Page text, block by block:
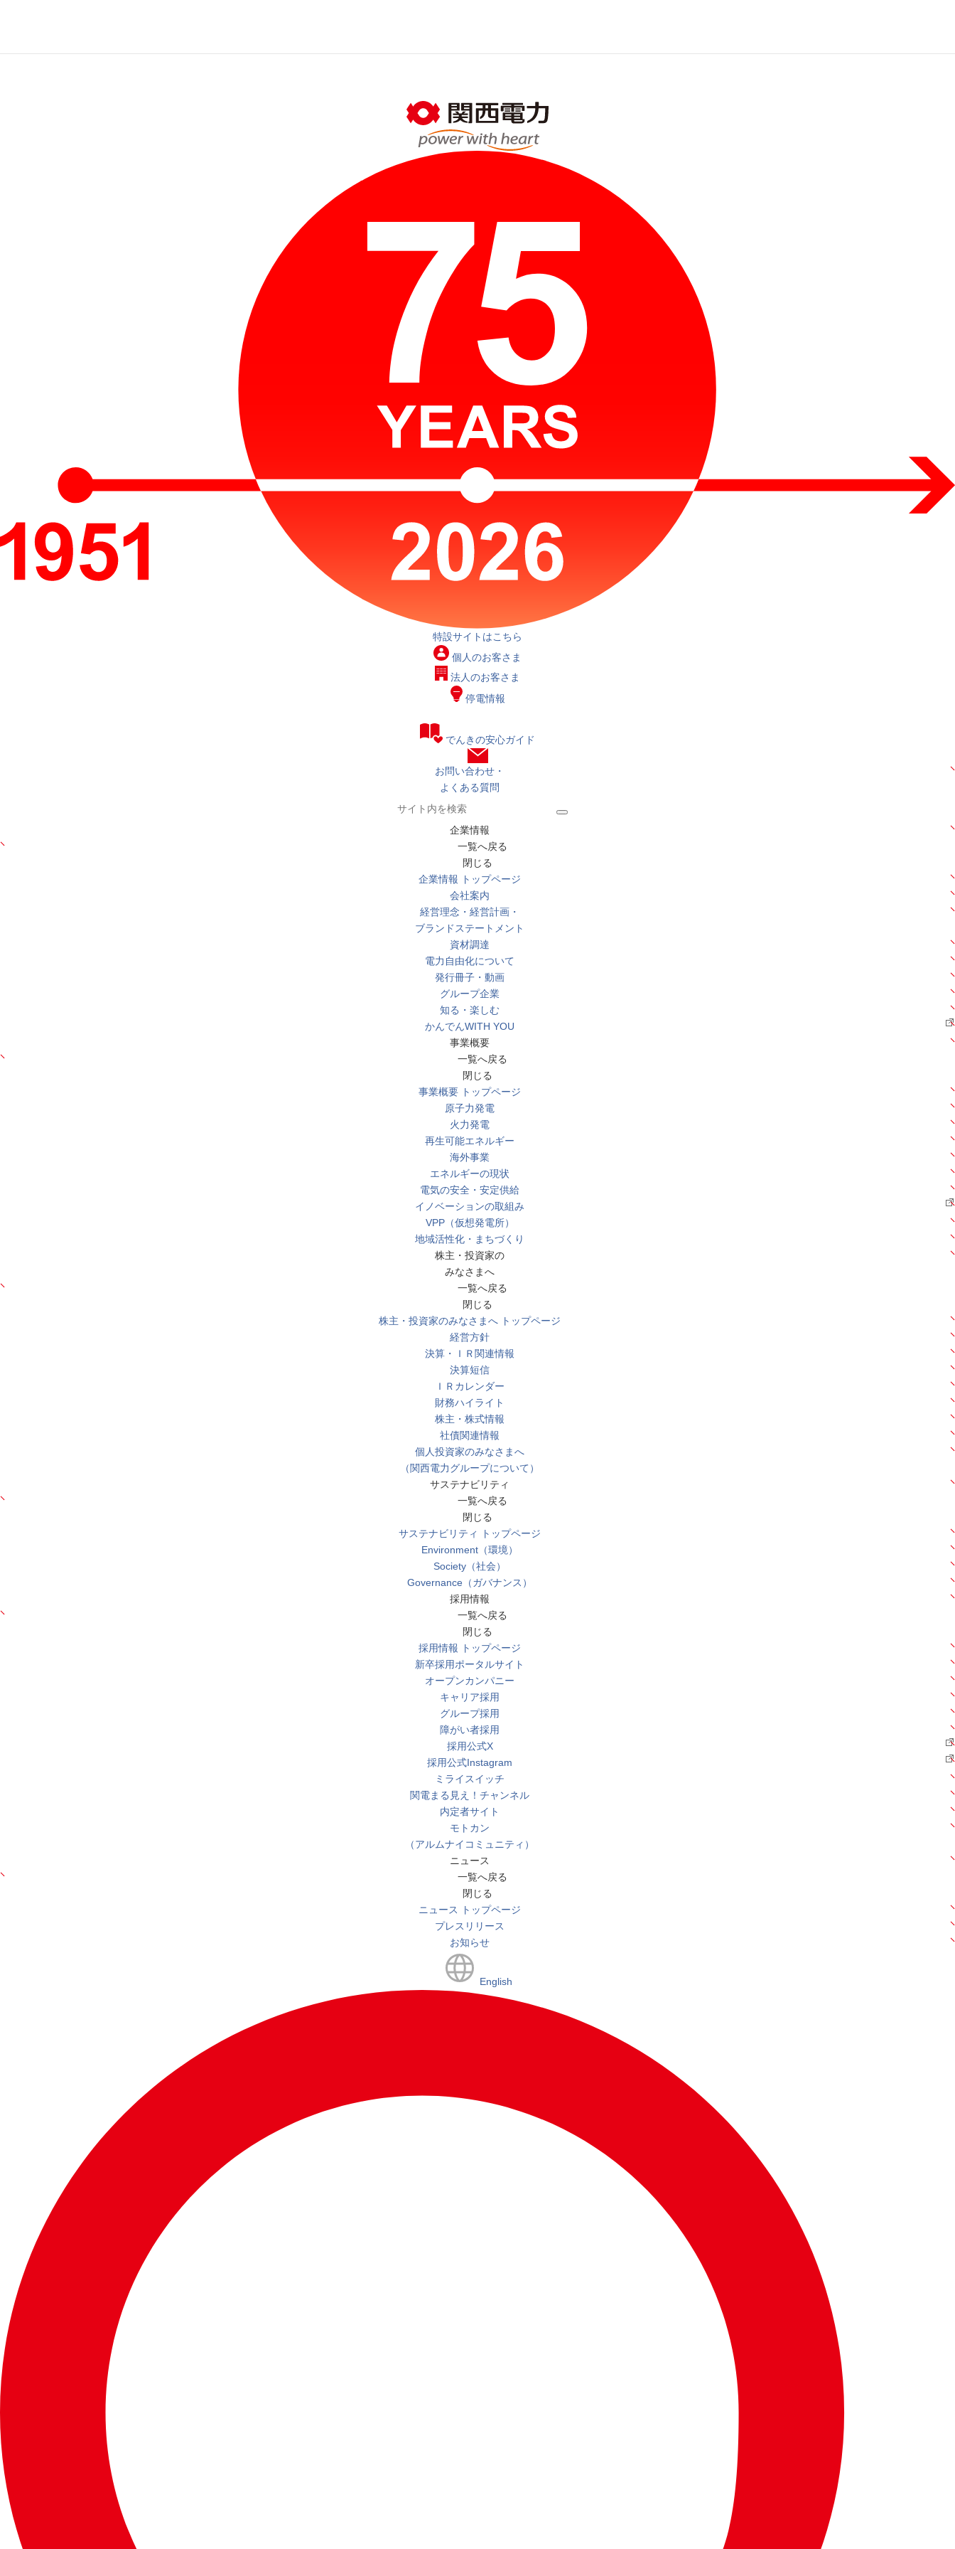
特設サイトはこちら
個人のお客さま
法人のお客さま
停電情報
でんきの安心ガイド
お問い合わせ・
よくある質問
企業情報
一覧へ戻る
閉じる
企業情報 トップページ
会社案内
経営理念・経営計画・
ブランドステートメント
資材調達
電力自由化について
発行冊子・動画
グループ企業
知る・楽しむ
かんでんWITH YOU
事業概要
一覧へ戻る
閉じる
事業概要 トップページ
原子力発電
火力発電
再生可能エネルギー
海外事業
エネルギーの現状
電気の安全・安定供給
イノベーションの取組み
VPP（仮想発電所）
地域活性化・まちづくり
株主・投資家の
みなさまへ
一覧へ戻る
閉じる
株主・投資家のみなさまへ トップページ
経営方針
決算・ＩＲ関連情報
決算短信
ＩＲカレンダー
財務ハイライト
株主・株式情報
社債関連情報
個人投資家のみなさまへ
（関西電力グループについて）
サステナビリティ
一覧へ戻る
閉じる
サステナビリティ トップページ
Environment（環境）
Society（社会）
Governance（ガバナンス）
採用情報
一覧へ戻る
閉じる
採用情報 トップページ
新卒採用ポータルサイト
オープンカンパニー
キャリア採用
グループ採用
障がい者採用
採用公式X
採用公式Instagram
ミライスイッチ
関電まる見え！チャンネル
内定者サイト
モトカン
（アルムナイコミュニティ）
ニュース
一覧へ戻る
閉じる
ニュース トップページ
プレスリリース
お知らせ
English